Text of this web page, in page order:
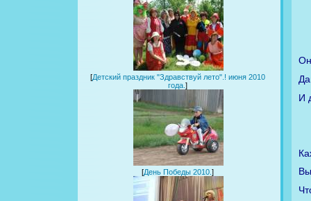
[Детский праздник "Здравствуй лето".! июня 2010
года.]
[День Победы 2010.]
Он
И